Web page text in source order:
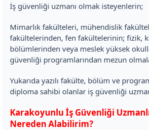
İş güvenliği uzmanı olmak isteyenlerin;
Mimarlık fakülteleri, mühendislik
fakültelerinden, fen fakültelerinin; fizik,
bölümlerinden veya meslek yüksek
güvenliği programlarından mezun
Yukarıda yazılı fakülte, bölüm ve
diploma sahibi olanlar iş güvenliği
Karakoyunlu İş Güvenliği
Nereden Alabilirim?